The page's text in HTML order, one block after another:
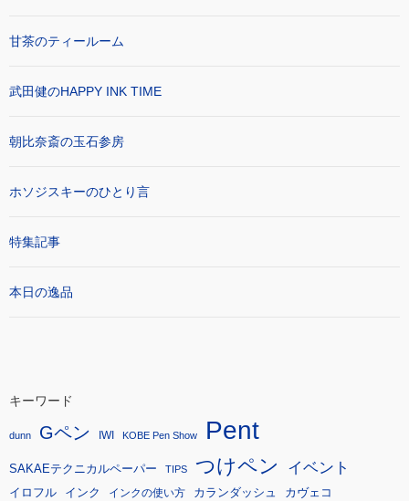
甘茶のティールーム
武田健のHAPPY INK TIME
朝比奈斎の玉石参房
ホソジスキーのひとり言
特集記事
本日の逸品
キーワード
dunn Gペン IWI KOBE Pen Show Pent
SAKAEテクニカルペーパー TIPS つけペン イベント
イロフル インク インクの使い方 カランダッシュ カヴェコ